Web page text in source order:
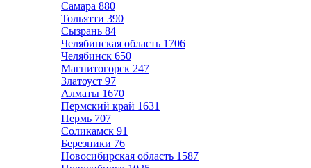
Самара 880
Тольятти 390
Сызрань 84
Челябинская область 1706
Челябинск 650
Магнитогорск 247
Златоуст 97
Алматы 1670
Пермский край 1631
Пермь 707
Соликамск 91
Березники 76
Новосибирская область 1587